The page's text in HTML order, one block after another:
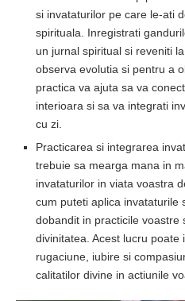
si invataturilor pe care le-ati
spirituala. Inregistrati
un jurnal spiritual si reveniti
observa evolutia si pentru a
practica va ajuta sa va
interioara si sa va integrati
cu zi.
Practicarea si integrarea
trebuie sa mearga mana in
invataturilor in viata voastra
cum puteti aplica invataturile
dobandit in practicile voastre
divinitatea. Acest lucru poate
rugaciune, iubire si
calitatilor divine in actiunile